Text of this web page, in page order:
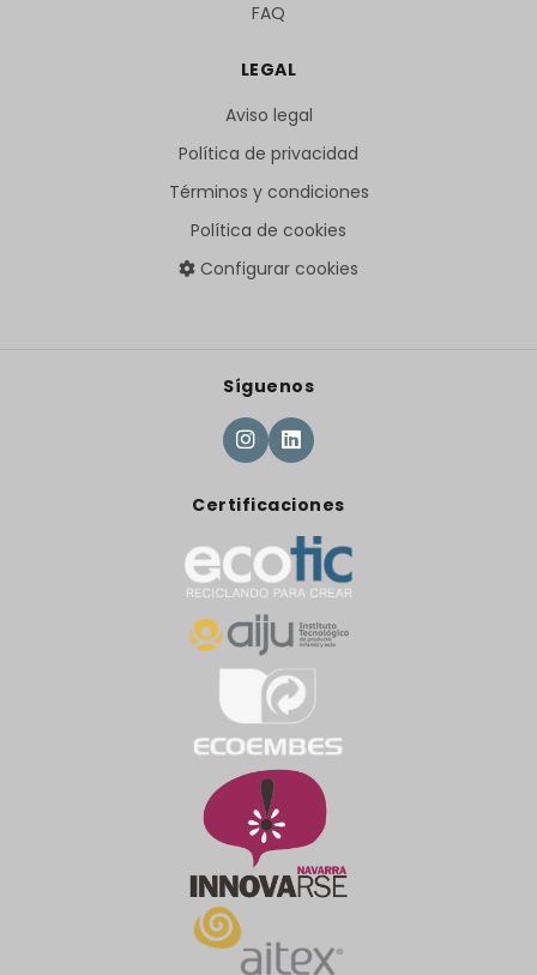
FAQ
LEGAL
Aviso legal
Política de privacidad
Términos y condiciones
Política de cookies
Configurar cookies
Síguenos
Certificaciones